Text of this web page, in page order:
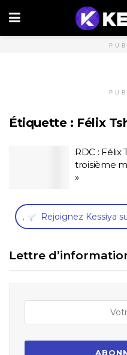
Étiquette : Félix
RDC : Félix
troisième
»
, Rejoignez Kessiya
Lettre